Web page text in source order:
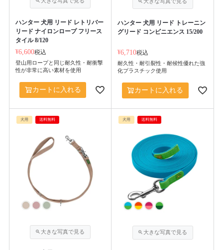
ハンター 犬用 リード レトリバー
リード ナイロンロープ フリース
タイル 8/120
¥6,600税込
登山用ロープと同じ耐久性・耐衝撃
性が非常に高い素材を使用
カートに入れる
ハンター 犬用 リード トレーニン
グリード コンビニエンス 15/200
¥6,710税込
耐久性・耐引裂性・耐候性優れた強
化プラスチック使用
カートに入れる
犬用 送料無料 犬用 送料無料